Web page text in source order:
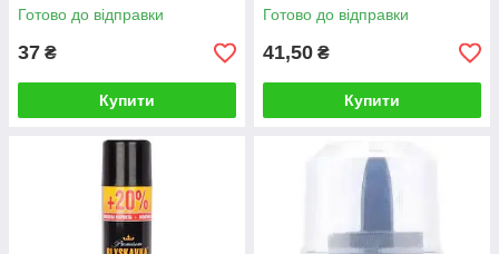
Готово до відправки
37 ₴
Купити
Готово до відправки
41,50 ₴
Купити